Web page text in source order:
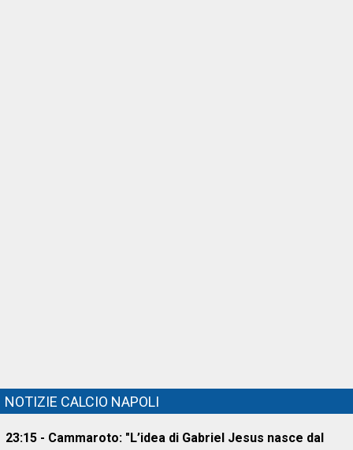
NOTIZIE CALCIO NAPOLI
23:15 - Cammaroto: "L’idea di Gabriel Jesus nasce dal